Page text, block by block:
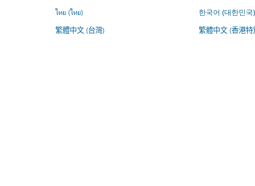
ไทย (ไทย) 한국어 (대한민국)
繁體中文 (台灣) 繁體中文 (香港